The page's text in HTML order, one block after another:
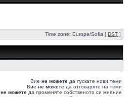
Time zone: Europe/Sofia [ DST ]
Вие не можете да пускате нови теми
Вие не можете да отговаряте на теми
не можете да променяте собственото си мнение